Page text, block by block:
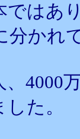
ではあ
分かれ
、4000
た。